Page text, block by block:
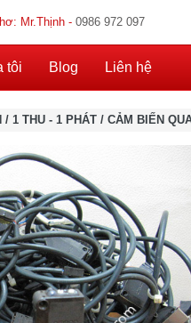
Mr.Thịnh - 0986 972 097
tôi Blog Liên hệ
/ 1 THU - 1 PHÁT/ CẢM BIẾN